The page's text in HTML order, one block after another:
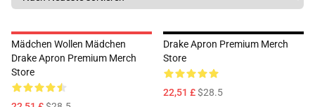
Mädchen Wollen Mädchen
Drake Apron Premium Merch
Store
Drake Apron Premium Merch
Store
22,51 £$28.5